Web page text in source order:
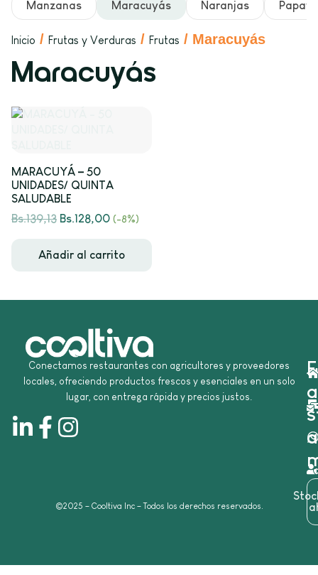
Manzanas Maracuyás Naranjas
Inicio / Frutas y Verduras / Frutas / Maracuyás
Maracuyás
MARACUYÁ – 50
UNIDADES/ QUINTA
SALUDABLE
Bs.139,13 Bs.128,00 (-8%)
Añadir al carrito
Conectamos restaurantes con agricultores y proveedores
locales, ofreciendo productos frescos y esenciales en un solo
lugar, con entrega rápida y precios justos.
©2025 – Cooltiva Inc – Todos los derechos reservados.
a